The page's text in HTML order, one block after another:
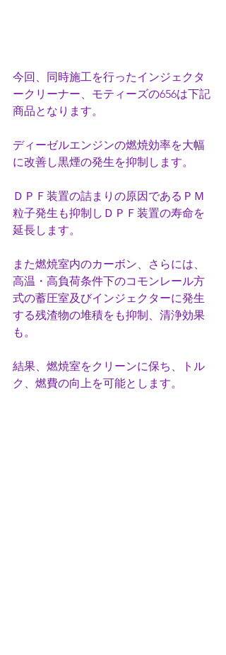
今回、同時施工を行ったインジェクタ
ークリーナー、モティーズの656は下記
商品となります。
ディーゼルエンジンの燃焼効率を大幅
に改善し黒煙の発生を抑制します。
ＤＰＦ装置の詰まりの原因であるＰＭ
粒子発生も抑制しＤＰＦ装置の寿命を
延長します。
また燃焼室内のカーボン、さらには、
高温・高負荷条件下のコモンレール方
式の蓄圧室及びインジェクターに発生
する残渣物の堆積をも抑制、清浄効果
も。
結果、燃焼室をクリーンに保ち、トル
ク、燃費の向上を可能とします。